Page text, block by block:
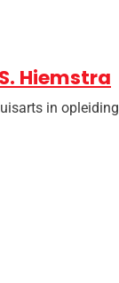
S. Hiemstra
in opleiding